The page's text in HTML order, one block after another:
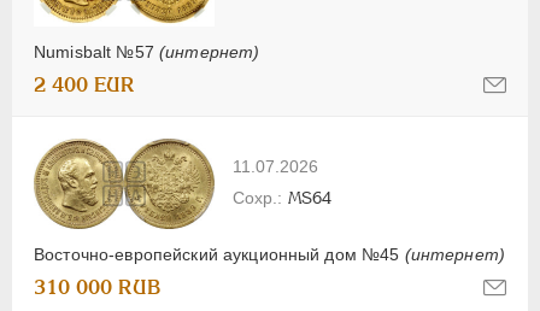
Numisbalt №57 (интернет)
2 400 EUR
11.07.2026
Восточно-европейский аукционный дом №45 (интернет)
MS64
310 000 RUB